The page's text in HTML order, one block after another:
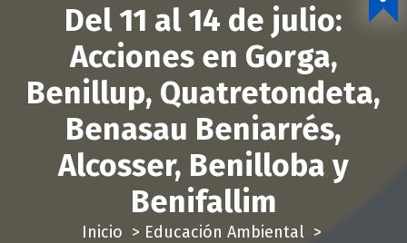
Del 11 al 14 de julio:
Acciones en Gorga,
Benillup, Quatretondeta,
Benasau Beniarrés,
Alcosser, Benilloba y
Benifallim
Inicio > Educación Ambiental>